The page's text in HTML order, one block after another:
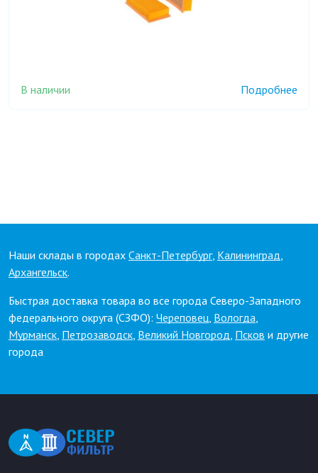
В наличии Подробнее
Наши склады в городах Санкт-Петербург, Калининград,
Архангельск.
Быстрая доставка товара во все города Северо-Западного
федерального округа (СЗФО): Череповец, Вологда,
Мурманск, Петрозаводск, Великий Новгород, Псков и другие
города